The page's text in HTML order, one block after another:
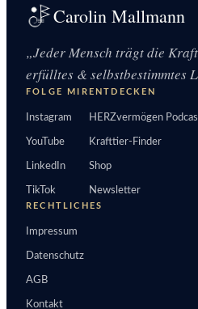
Carolin Mallmann
„Jeder Mensch trägt die
erfülltes & selbstbestimmtes
FOLGE MIR
Instagram
YouTube
LinkedIn
TikTok
ENTDECKEN
HERZvermögen
Krafttier-Finder
Shop
Newsletter
RECHTLICHES
Impressum
Datenschutz
AGB
Kontakt